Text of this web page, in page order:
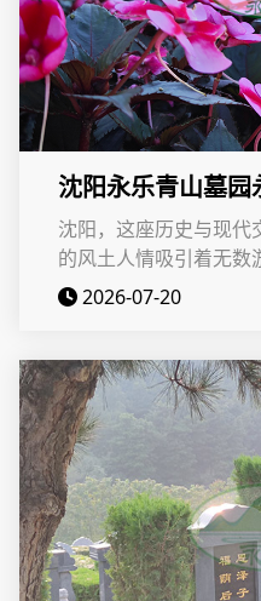
沈阳永乐青山墓园
静，憧憬一份追忆
沈阳，这座历史与现代
的风土人情吸引着无数
承载着无数家庭的哀
2026-07-20